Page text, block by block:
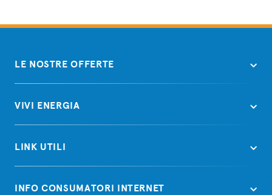
LE NOSTRE OFFERTE
VIVI ENERGIA
LINK UTILI
INFO CONSUMATORI INTERNET